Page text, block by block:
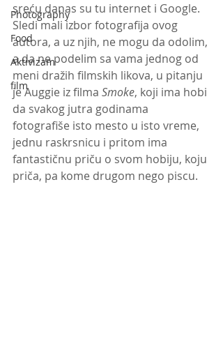
Photography
Food
Aktivizam
film
sreću danas su tu internet i Google.
Sledi mali izbor fotografija ovog
autora, a uz njih, ne mogu da odolim,
a da ne podelim sa vama jednog od
meni dražih filmskih likova, u pitanju
je Auggie iz filma Smoke, koji ima hobi
da svakog jutra godinama
fotografiše isto mesto u isto vreme,
jednu raskrsnicu i pritom ima
fantastičnu priču o svom hobiju, koju
priča, pa kome drugom nego piscu.